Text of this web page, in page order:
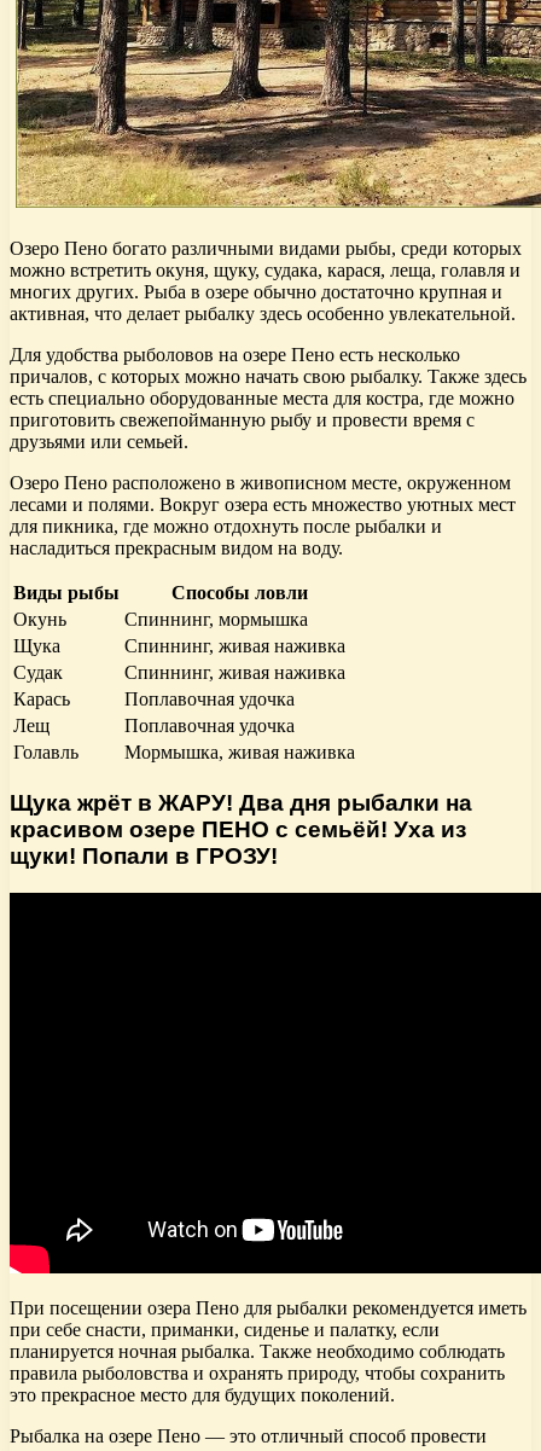
Озеро Пено богато различными видами рыбы, среди которых
можно встретить окуня, щуку, судака, карася, леща, голавля и
многих других. Рыба в озере обычно достаточно крупная и
активная, что делает рыбалку здесь особенно увлекательной.
Для удобства рыболовов на озере Пено есть несколько
причалов, с которых можно начать свою рыбалку. Также здесь
есть специально оборудованные места для костра, где можно
приготовить свежепойманную рыбу и провести время с
друзьями или семьей.
Озеро Пено расположено в живописном месте, окруженном
лесами и полями. Вокруг озера есть множество уютных мест
для пикника, где можно отдохнуть после рыбалки и
насладиться прекрасным видом на воду.
Виды рыбы
Способы ловли
Окунь
Спиннинг, мормышка
Щука
Спиннинг, живая наживка
Судак
Спиннинг, живая наживка
Карась
Поплавочная удочка
Лещ
Поплавочная удочка
Голавль
Мормышка, живая наживка
Щука жрёт в ЖАРУ! Два дня рыбалки на
красивом озере ПЕНО с семьёй! Уха из
щуки! Попали в ГРОЗУ!
При посещении озера Пено для рыбалки рекомендуется иметь
при себе снасти, приманки, сиденье и палатку, если
планируется ночная рыбалка. Также необходимо соблюдать
правила рыболовства и охранять природу, чтобы сохранить
это прекрасное место для будущих поколений.
Рыбалка на озере Пено — это отличный способ провести